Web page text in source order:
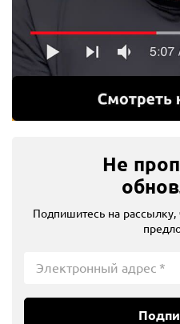
Не
Подпишитесь на